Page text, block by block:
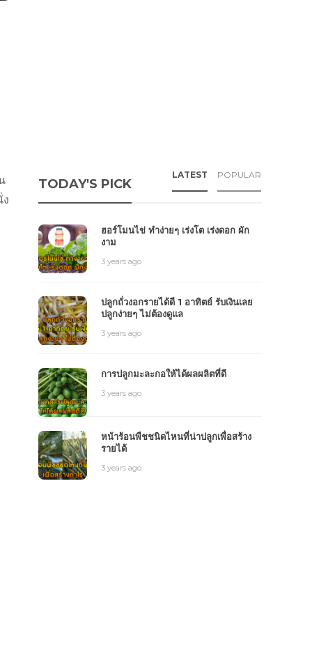
TODAY'S PICK
LATEST POPULAR
ฮอร์โมนไข่ ทำง่ายๆ เร่งโต เร่งดอก ผัก
งาม
3 years ago
ปลูกถั่วงอกรายได้ดี 1 อาทิตย์ รับเงินเลย
ปลูกง่ายๆ ไม่ต้องดูแล
3 years ago
การปลูกมะละกอให้ได้ผลผลิตที่ดี
3 years ago
หน้าร้อนพืชชนิดไหนที่น่าปลูกเพื่อสร้าง
รายได้
3 years ago